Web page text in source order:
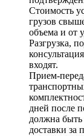
Стоимость
грузов
объема и от
Разгрузка,
входят.
Прием-
дней после
должна быть
доставки за